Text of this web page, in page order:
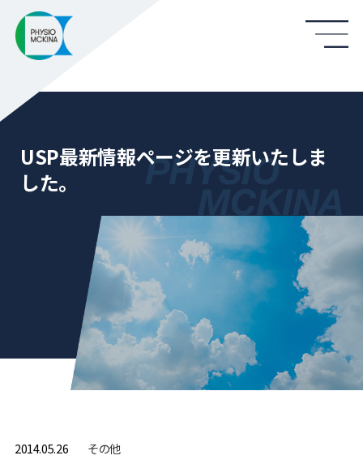
USP最新情報ページを更新いたしま
した。
2014.05.26 その他